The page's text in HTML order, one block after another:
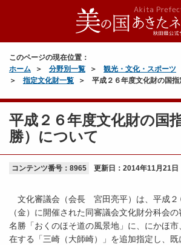
このページの現在位置：
ホーム
分野別一覧 観光・文化・スポーツ
指定文化財一覧
平成２６年度文化財の国
平成２６年度文化財の国
勝）について
コンテンツ番号：8965 更新日： 2014年11月21日
文化審議会（会長 宮田亮平）は、平成２
（金）に開催された同審議会文化財分科会の
名勝「おくのほそ道の風景地」に、にかほ
在する「三崎（大師崎）」を追加指定し、